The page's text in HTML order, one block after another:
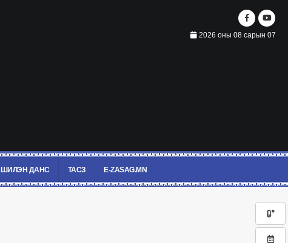
2026 оны 08 сарын 07
ШИЛЭН ДАНС ТАСЗ E-ZASAG.MN